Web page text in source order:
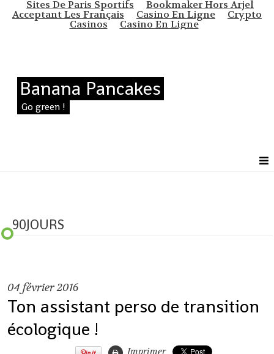
Sites De Paris Sportifs Bookmaker Hors Arjel
Acceptant Les Français Casino En Ligne Crypto
Casinos Casino En Ligne
Banana Pancakes
Go green !
90JOURS
04 février 2016
Ton assistant perso de transition
écologique !